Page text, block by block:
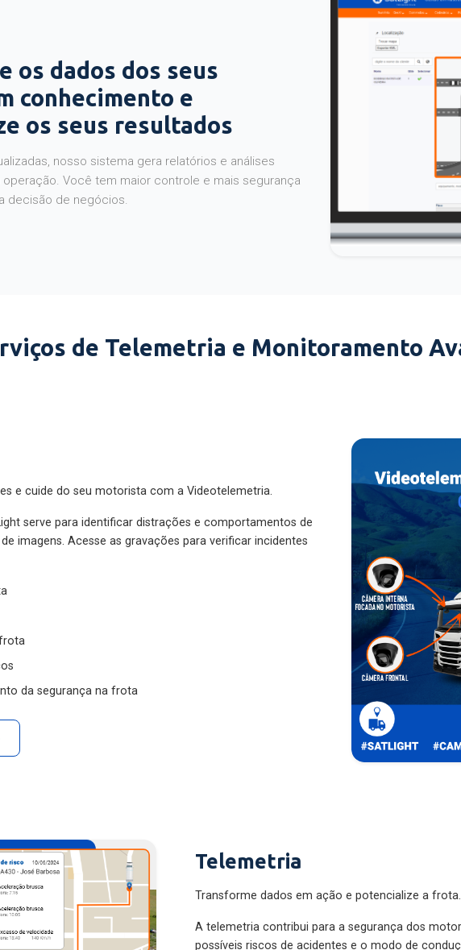
os dados dos seus
conhecimento e
os seus resultados
nosso sistema gera relatórios e análises
Você tem maior controle e mais segurança
decisão de negócios.
de Telemetria e Monitoramento
e cuide do seu motorista com a Videotelemetria.
serve para identificar distrações e comportamentos de
imagens. Acesse as gravações para verificar incidentes
da segurança na frota
Telemetria
Transforme dados em ação e potencialize a frota.
A telemetria contribui para a segurança dos
possíveis riscos de acidentes e o modo de